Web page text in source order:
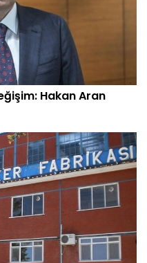
Hakan Aran